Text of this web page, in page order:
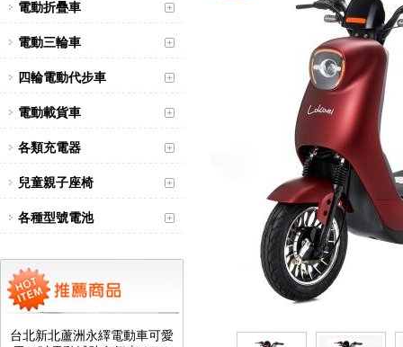
電動折疊車
電動三輪車
四輪電動代步車
電動載貨車
各類充電器
兒童親子座椅
各種型號電池
台北新北蘆洲永繹電動車可愛
027